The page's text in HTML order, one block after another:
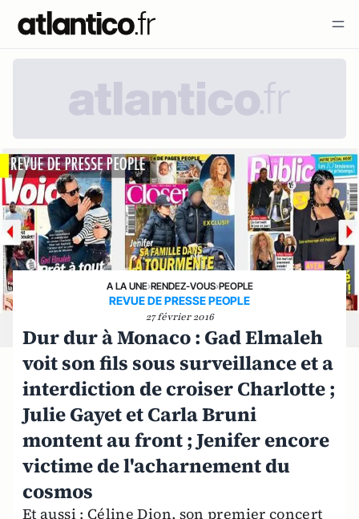
A LA UNE›RENDEZ-VOUS›PEOPLE
REVUE DE PRESSE PEOPLE
27 février 2016
Dur dur à Monaco : Gad Elmaleh
voit son fils sous surveillance et a
interdiction de croiser Charlotte ;
Julie Gayet et Carla Bruni
montent au front ; Jenifer encore
victime de l'acharnement du
cosmos
Et aussi : Céline Dion, son premier concert